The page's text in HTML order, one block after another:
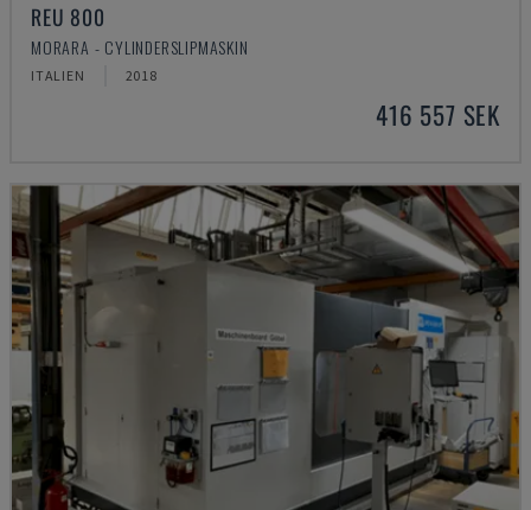
REU 800
MORARA - CYLINDERSLIPMASKIN
ITALIEN 2018
416 557 SEK